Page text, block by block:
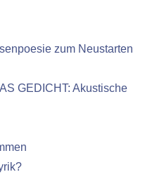
zum Neustarten
GEDICHT: Akustische